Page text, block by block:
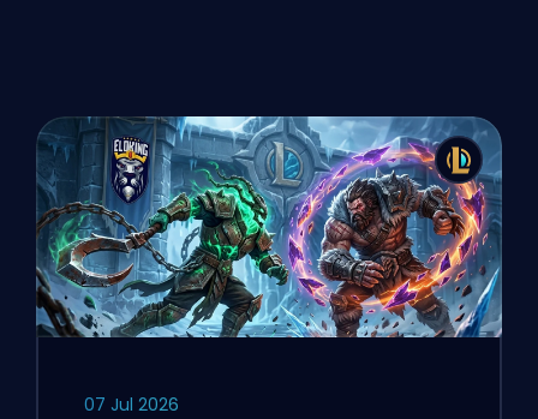
07 Jul 2026